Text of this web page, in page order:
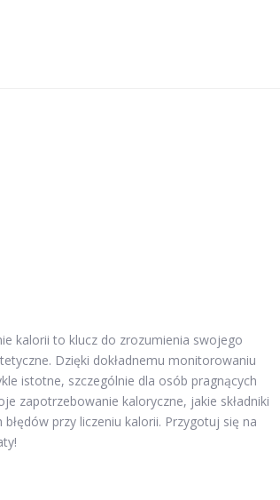
kalorii to klucz do zrozumienia swojego
Dzięki dokładnemu monitorowaniu
istotne, szczególnie dla osób pragnących
zapotrzebowanie kaloryczne, jakie składniki
przy liczeniu kalorii. Przygotuj się na